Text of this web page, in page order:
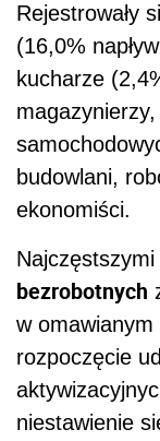
Rejestrowały
(16,0%
kucharze
budowlani,
ekonomiści.
bezrobotnych
w omawianym
rozpoczęcie
niestawienie